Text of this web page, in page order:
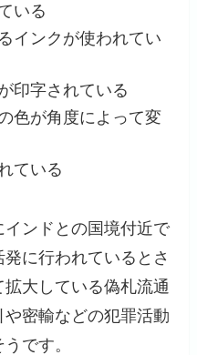
いる
インクが使われてい
印字されている
色が角度によって変
ている
ンドとの国境付近で
に行われているとさ
大している偽札流通
密輸などの犯罪活動
です。